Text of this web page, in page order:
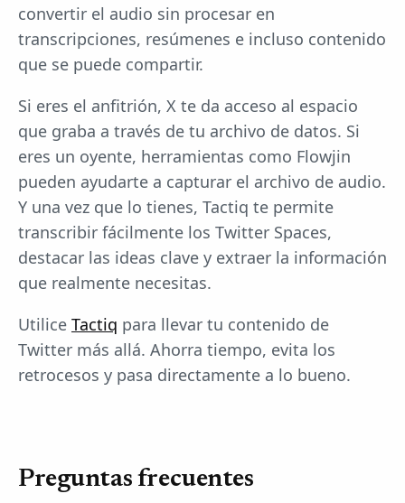
convertir el audio sin procesar en
transcripciones, resúmenes e incluso contenido
que se puede compartir.
Si eres el anfitrión, X te da acceso al espacio
que graba a través de tu archivo de datos. Si
eres un oyente, herramientas como Flowjin
pueden ayudarte a capturar el archivo de audio.
Y una vez que lo tienes, Tactiq te permite
transcribir fácilmente los Twitter Spaces,
destacar las ideas clave y extraer la información
que realmente necesitas.
Utilice Tactiq para llevar tu contenido de
Twitter más allá. Ahorra tiempo, evita los
retrocesos y pasa directamente a lo bueno.
Preguntas frecuentes